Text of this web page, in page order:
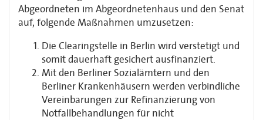
Abgeordneten im Abgeordnetenhaus und den Senat
auf, folgende Maßnahmen umzusetzen:
Die Clearingstelle in Berlin wird verstetigt und
somit dauerhaft gesichert ausfinanziert.
Mit den Berliner Sozialämtern und den
Berliner Krankenhäusern werden verbindliche
Vereinbarungen zur Refinanzierung von
Notfallbehandlungen für nicht